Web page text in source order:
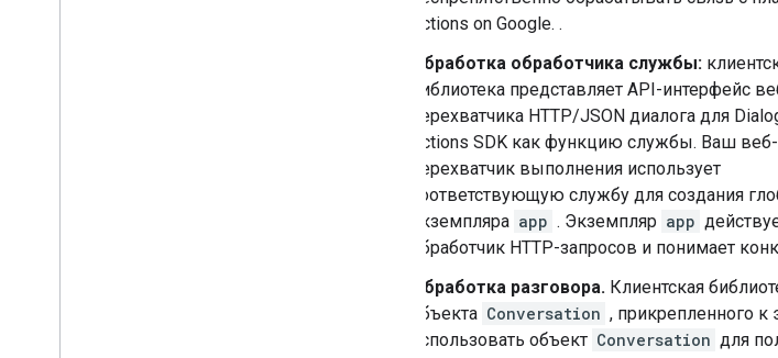
Actions on Google. .
Обработка обработчика службы:
библиотека представляет API-интерфейс
перехватчика HTTP/JSON диалога для
Actions SDK как функцию службы. Ваш веб-
перехватчик выполнения использует
соответствующую службу для создания
экземпляра app . Экземпляр app
обработчик HTTP-запросов и понимает
Обработка разговора. Клиентская
объекта Conversation , прикрепленного к
использовать объект Conversation для